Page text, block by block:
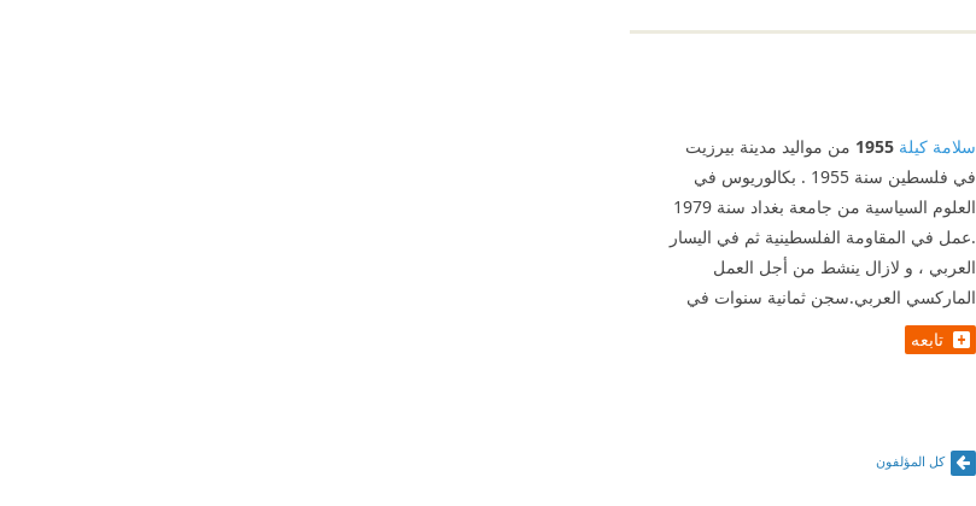
سلامة كيلة 1955 من مواليد مدينة بيرزيت
في فلسطين سنة 1955 . بكالوريوس في
العلوم السياسية من جامعة بغداد سنة 1979
.عمل في المقاومة الفلسطينية ثم في اليسار
العربي ، و لازال ينشط من أجل العمل
الماركسي العربي.سجن ثمانية سنوات في
تابعه
كل المؤلفون